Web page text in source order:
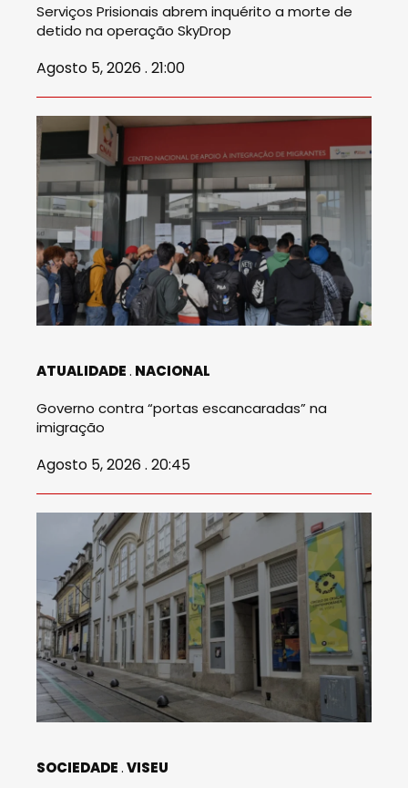
Serviços Prisionais abrem inquérito a morte de
detido na operação SkyDrop
Agosto 5, 2026 . 21:00
ATUALIDADE NACIONAL
Governo contra “portas escancaradas” na
imigração
Agosto 5, 2026 . 20:45
SOCIEDADE VISEU